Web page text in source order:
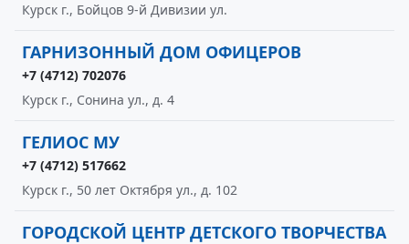
Курск г., Бойцов 9-й Дивизии ул.
ГАРНИЗОННЫЙ ДОМ ОФИЦЕРОВ
+7 (4712) 702076
Курск г., Сонина ул., д. 4
ГЕЛИОС МУ
+7 (4712) 517662
Курск г., 50 лет Октября ул., д. 102
ГОРОДСКОЙ ЦЕНТР ДЕТСКОГО ТВОРЧЕСТВА